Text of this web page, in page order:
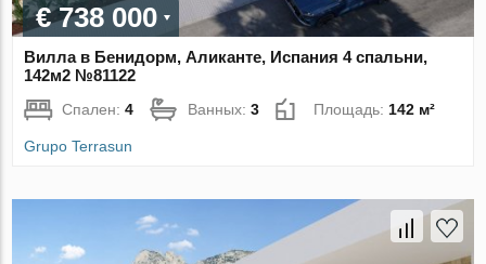
€ 738 000
Вилла в Бенидорм, Аликанте, Испания 4 спальни,
142м2 №81122
Спален:4 Ванных:3 Площадь:142 м²
Grupo Terrasun